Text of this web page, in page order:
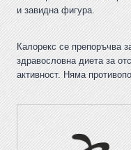
и завидна фигура.
Калорекс се препоръчва
здравословна диета за
активност. Няма